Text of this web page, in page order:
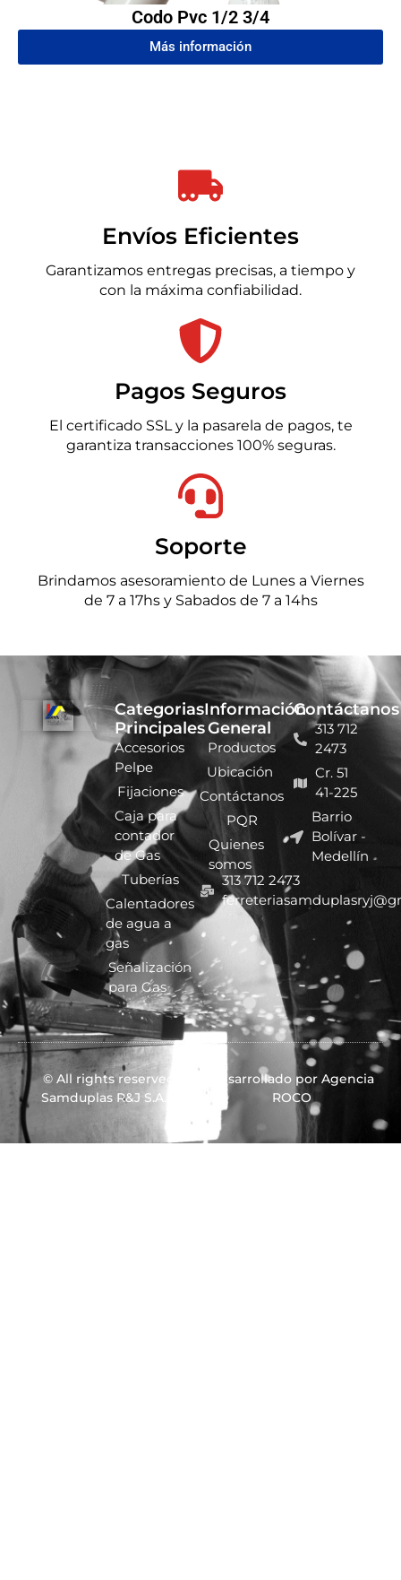
Codo Pvc 1/2 3/4
Más información
Envíos Eficientes
Garantizamos entregas precisas, a tiempo y
con la máxima confiabilidad.
Pagos Seguros
El certificado SSL y la pasarela de pagos, te
garantiza transacciones 100% seguras.
Soporte
Brindamos asesoramiento de Lunes a Viernes
de 7 a 17hs y Sabados de 7 a 14hs
Categorias
Principales
Accesorios
Pelpe
Fijaciones
Caja para
contador
de Gas
Tuberías
Calentadores
de agua a
gas
Señalización
para Gas
Información
General
Productos
Ubicación
Contáctanos
PQR
Quienes
somos
Contáctanos
313 712
2473
Cr. 51
41-225
Barrio
Bolívar -
Medellín
313 712 2473
© All rights reserved
Samduplas R&J S.A.S.
Desarrollado por Agencia
ROCO